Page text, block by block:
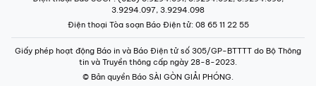
3.9294.097, 3.9294.098
Điện thoại Tòa soạn Báo Điện tử: 08 65 11 22 55
Giấy phép hoạt động Báo in và Báo Điện tử số 305/GP-BTTTT do Bộ Thông
tin và Truyền thông cấp ngày 28-8-2023.
© Bản quyền Báo SÀI GÒN GIẢI PHÓNG.